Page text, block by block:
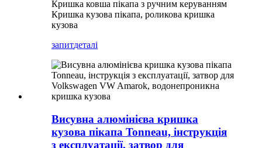
Кришка ковша пікапа з ручним керуванням
Кришка кузова пікапа, роликова кришка
кузова
запитдеталі
Висувна алюмінієва кришка
кузова пікапа Tonneau, інструкція
з експлуатації, затвор для